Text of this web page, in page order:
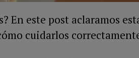
En este post aclaramos
cuidarlos